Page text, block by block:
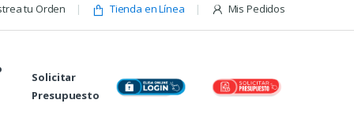
tu Orden Tienda en Línea Mis Pedidos
Solicitar
Presupuesto